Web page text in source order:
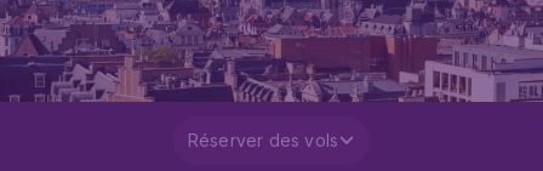
Réserver des vols